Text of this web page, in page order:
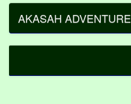
AKASAH ADVENTURE